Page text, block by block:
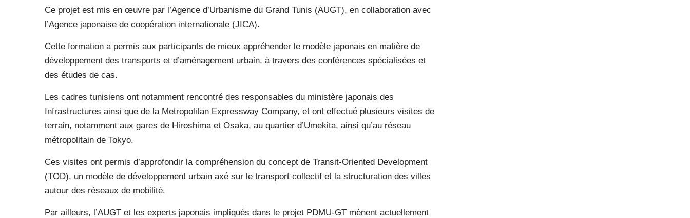
Ce projet est mis en œuvre par l’Agence d’Urbanisme du Grand Tunis (AUGT), en collaboration avec
l’Agence japonaise de coopération internationale (JICA).
Cette formation a permis aux participants de mieux appréhender le modèle japonais en matière de
développement des transports et d’aménagement urbain, à travers des conférences spécialisées et
des études de cas.
Les cadres tunisiens ont notamment rencontré des responsables du ministère japonais des
Infrastructures ainsi que de la Metropolitan Expressway Company, et ont effectué plusieurs visites de
terrain, notamment aux gares de Hiroshima et Osaka, au quartier d’Umekita, ainsi qu’au réseau
métropolitain de Tokyo.
Ces visites ont permis d’approfondir la compréhension du concept de Transit-Oriented Development
(TOD), un modèle de développement urbain axé sur le transport collectif et la structuration des villes
autour des réseaux de mobilité.
Par ailleurs, l’AUGT et les experts japonais impliqués dans le projet PDMU-GT mènent actuellement